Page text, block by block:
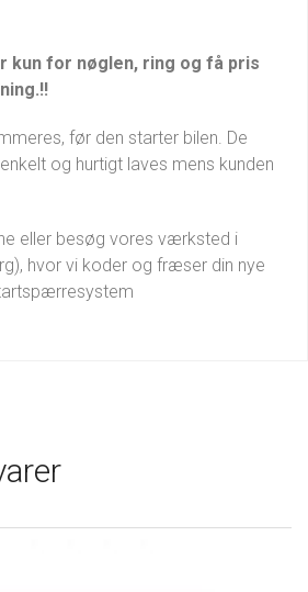
kun for nøglen, ring og få pris
før den starter bilen. De
og hurtigt laves mens kunden
eller besøg vores værksted i
hvor vi koder og fræser din nye